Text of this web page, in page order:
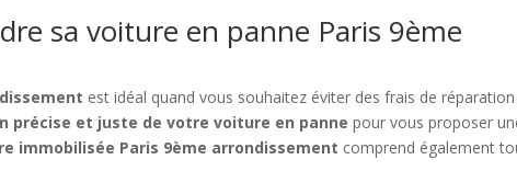
sa voiture en panne Paris 9ème
est idéal quand vous souhaitez éviter des frais de
précise et juste de votre voiture en panne pour vous proposer
immobilisée Paris 9ème arrondissement comprend également